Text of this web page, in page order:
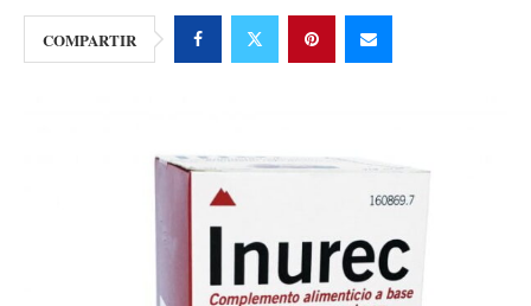
COMPARTIR